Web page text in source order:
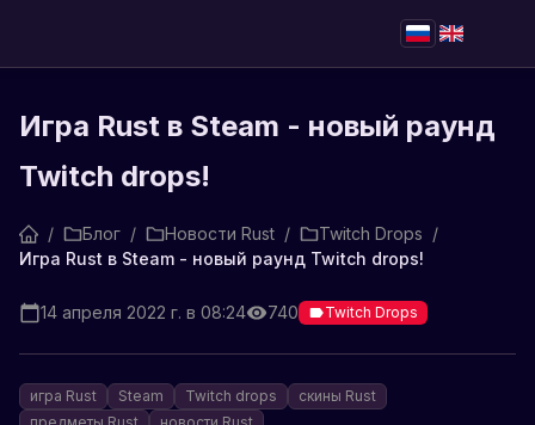
Игра Rust в Steam - новый раунд
Twitch drops!
/ Блог / Новости Rust / Twitch Drops /
Игра Rust в Steam - новый раунд Twitch drops!
14 апреля 2022 г. в 08:24 740 Twitch Drops
игра Rust Steam Twitch drops
скины Rust